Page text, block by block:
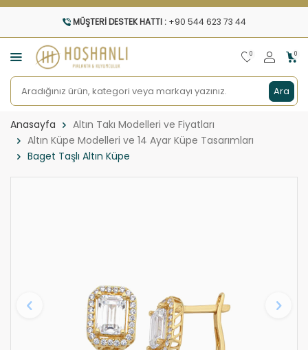
MÜŞTERI DESTEK HATTI : +90 544 623 73 44
Ara
0 0
Anasayfa
Altın Takı Modelleri ve Fiyatları
Altın Küpe Modelleri ve 14 Ayar Küpe Tasarımları
Baget Taşlı Altın Küpe